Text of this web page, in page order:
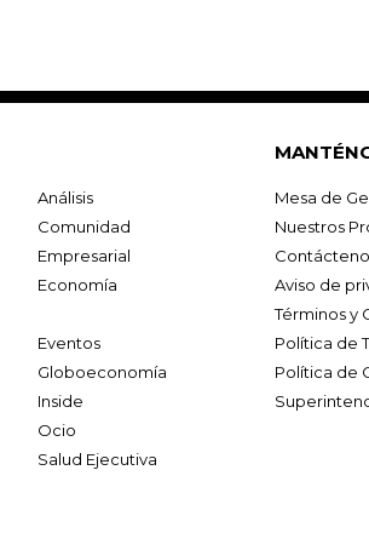
Análisis
Comunidad
Empresarial
Economía
Eventos
Globoeconomía
Inside
Ocio
Salud Ejecutiva
Mesa de
Nuestros
Aviso de
Términos y
Política de
Política de